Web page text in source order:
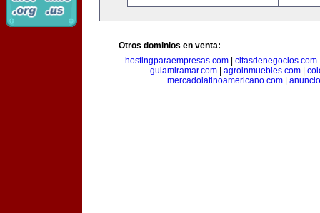
Otros dominios en venta:
hostingparaempresas.com| citasdenegocios.com
guiamiramar.com| agroinmuebles.com|
mercadolatinoamericano.com|